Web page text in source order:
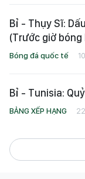
Bỉ - Thụy Sĩ:
(Trước giờ bóng
Bóng đá quốc tế
Bỉ - Tunisia:
BẢNG XẾP HẠNG